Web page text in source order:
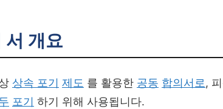
서 개요
상속 포기 제도 를 활용한 공동 합의서로 ,
포기 하기 위해 사용됩니다.